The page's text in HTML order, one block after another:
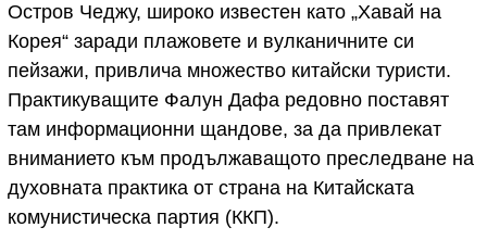
Остров Чеджу, широко известен като „Хавай на
Корея“ заради плажовете и вулканичните си
пейзажи, привлича множество китайски туристи.
Практикуващите Фалун Дафа редовно поставят
там информационни щандове, за да привлекат
вниманието към продължаващото преследване на
духовната практика от страна на Китайската
комунистическа партия (ККП).